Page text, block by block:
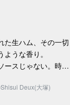
た生ハム、その一切
うな香り。
ースじゃない。時間
」の結晶。
外はパ...Deux(大塚)